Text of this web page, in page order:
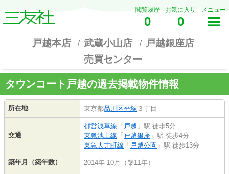
閲覧履歴
0
お気に入り
0
メニュー
戸越本店 武蔵小山店
戸越銀座店
売買センター
タウンコート戸越の過去掲載物件情報
所在地 東京都品川区平塚 ３丁目
交通
都営浅草線 「 戸越 」駅 徒歩5分
東急池上線 「 戸越銀座 」駅 徒歩4分
東急大井町線 「 戸越公園 」駅 徒歩13分
築年月（築年数） 2014年 10月（築11年）